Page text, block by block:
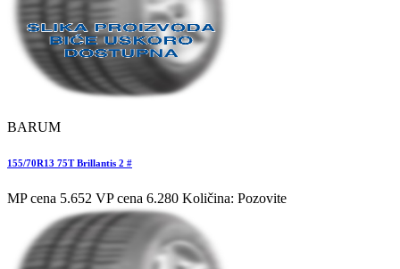
BARUM
155/70R13 75T Brillantis 2 #
MP cena 5.652 VP cena 6.280 Količina: Pozovite